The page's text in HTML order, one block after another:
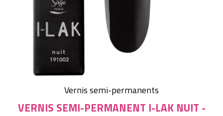
Vernis semi-permanents
VERNIS SEMI-PERMANENT I-LAK NUIT -